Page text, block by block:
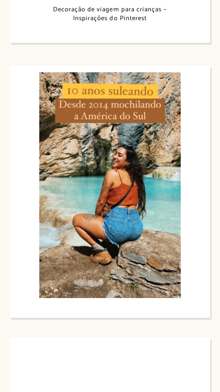
Decoração de viagem para crianças –
Inspirações do Pinterest